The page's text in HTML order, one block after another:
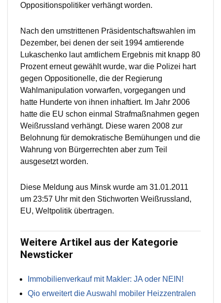
Oppositionspolitiker verhängt worden.
Nach den umstrittenen Präsidentschaftswahlen im
Dezember, bei denen der seit 1994 amtierende
Lukaschenko laut amtlichem Ergebnis mit knapp 80
Prozent erneut gewählt wurde, war die Polizei hart
gegen Oppositionelle, die der Regierung
Wahlmanipulation vorwarfen, vorgegangen und
hatte Hunderte von ihnen inhaftiert. Im Jahr 2006
hatte die EU schon einmal Strafmaßnahmen gegen
Weißrussland verhängt. Diese waren 2008 zur
Belohnung für demokratische Bemühungen und die
Wahrung von Bürgerrechten aber zum Teil
ausgesetzt worden.
Diese Meldung aus Minsk wurde am 31.01.2011
um 23:57 Uhr mit den Stichworten Weißrussland,
EU, Weltpolitik übertragen.
Weitere Artikel aus der Kategorie
Newsticker
Immobilienverkauf mit Makler: JA oder NEIN!
Qio erweitert die Auswahl mobiler Heizzentralen